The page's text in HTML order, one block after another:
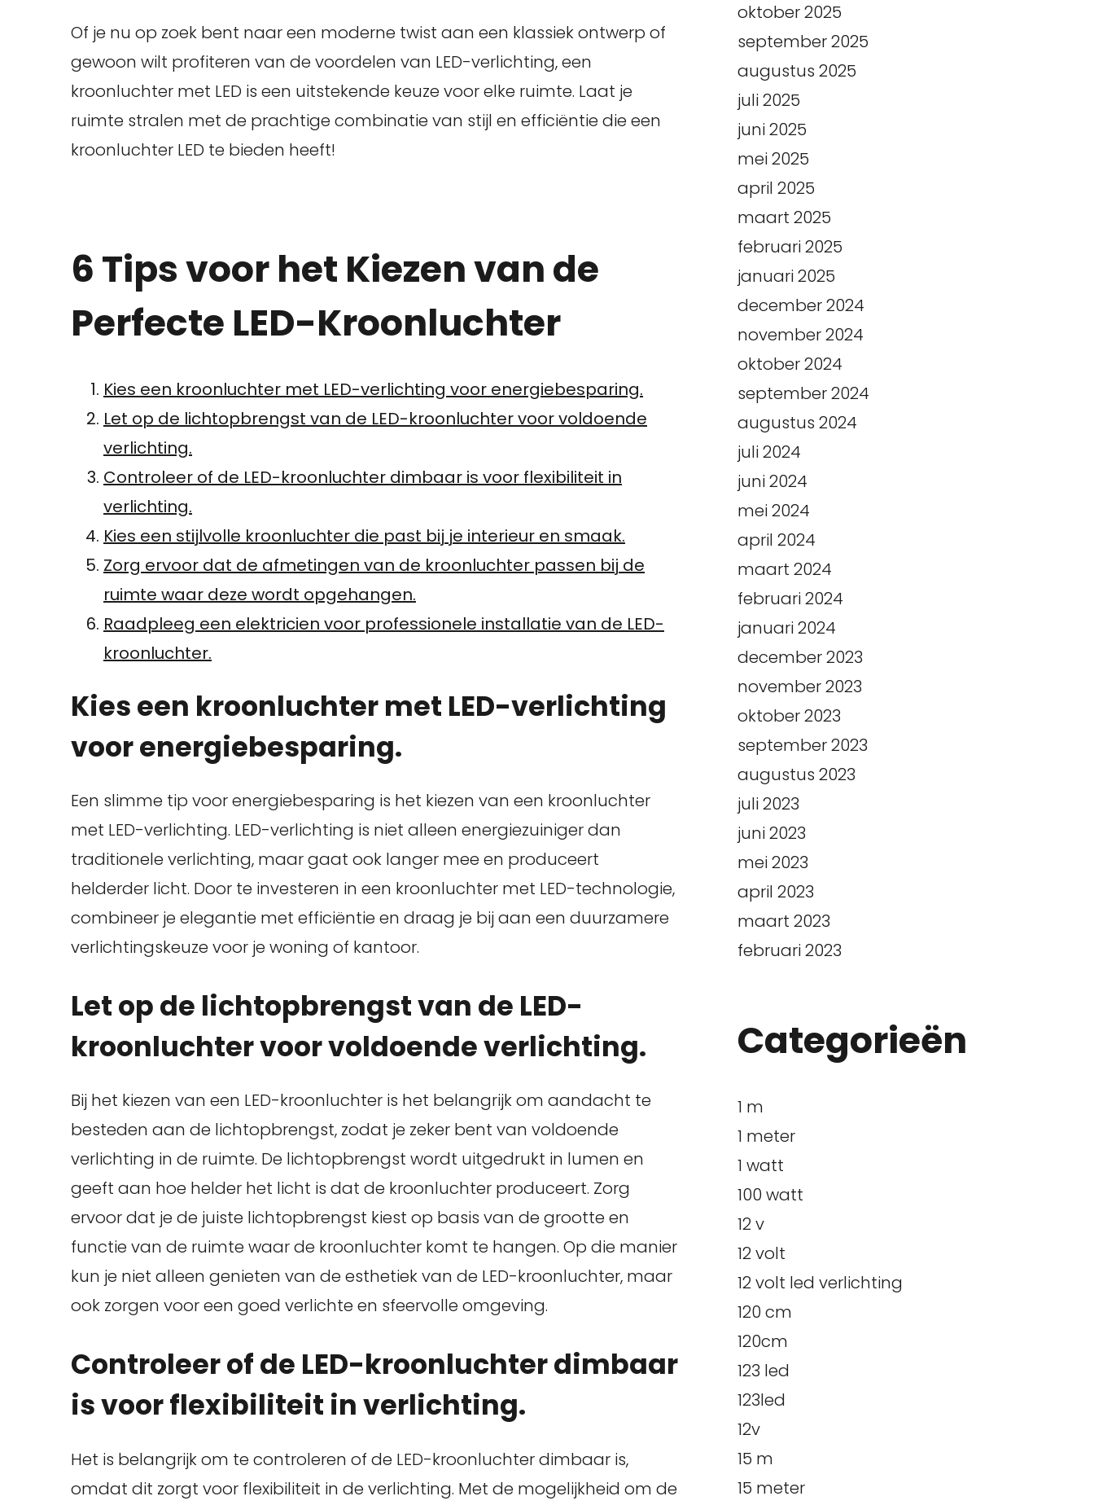
Of je nu op zoek bent naar een moderne twist aan een klassiek ontwerp of
gewoon wilt profiteren van de voordelen van LED-verlichting, een
kroonluchter met LED is een uitstekende keuze voor elke ruimte. Laat je
ruimte stralen met de prachtige combinatie van stijl en efficiëntie die een
kroonluchter LED te bieden heeft!
6 Tips voor het Kiezen van de
Perfecte LED-Kroonluchter
Kies een kroonluchter met LED-verlichting voor energiebesparing.
Let op de lichtopbrengst van de LED-kroonluchter voor voldoende
verlichting.
Controleer of de LED-kroonluchter dimbaar is voor flexibiliteit in
verlichting.
Kies een stijlvolle kroonluchter die past bij je interieur en smaak.
Zorg ervoor dat de afmetingen van de kroonluchter passen bij de
ruimte waar deze wordt opgehangen.
Raadpleeg een elektricien voor professionele installatie van de LED-
kroonluchter.
Kies een kroonluchter met LED-verlichting
voor energiebesparing.
Een slimme tip voor energiebesparing is het kiezen van een kroonluchter
met LED-verlichting. LED-verlichting is niet alleen energiezuiniger dan
traditionele verlichting, maar gaat ook langer mee en produceert
helderder licht. Door te investeren in een kroonluchter met LED-technologie,
combineer je elegantie met efficiëntie en draag je bij aan een duurzamere
verlichtingskeuze voor je woning of kantoor.
Let op de lichtopbrengst van de LED-
kroonluchter voor voldoende verlichting.
Bij het kiezen van een LED-kroonluchter is het belangrijk om aandacht te
besteden aan de lichtopbrengst, zodat je zeker bent van voldoende
verlichting in de ruimte. De lichtopbrengst wordt uitgedrukt in lumen en
geeft aan hoe helder het licht is dat de kroonluchter produceert. Zorg
ervoor dat je de juiste lichtopbrengst kiest op basis van de grootte en
functie van de ruimte waar de kroonluchter komt te hangen. Op die manier
kun je niet alleen genieten van de esthetiek van de LED-kroonluchter, maar
ook zorgen voor een goed verlichte en sfeervolle omgeving.
Controleer of de LED-kroonluchter dimbaar
is voor flexibiliteit in verlichting.
Het is belangrijk om te controleren of de LED-kroonluchter dimbaar is,
omdat dit zorgt voor flexibiliteit in de verlichting. Met de mogelijkheid om de
oktober 2025
september 2025
augustus 2025
juli 2025
juni 2025
mei 2025
april 2025
maart 2025
februari 2025
januari 2025
december 2024
november 2024
oktober 2024
september 2024
augustus 2024
juli 2024
juni 2024
mei 2024
april 2024
maart 2024
februari 2024
januari 2024
december 2023
november 2023
oktober 2023
september 2023
augustus 2023
juli 2023
juni 2023
mei 2023
april 2023
maart 2023
februari 2023
Categorieën
1 m
1 meter
1 watt
100 watt
12 v
12 volt
12 volt led verlichting
120 cm
120cm
123 led
123led
12v
15 m
15 meter